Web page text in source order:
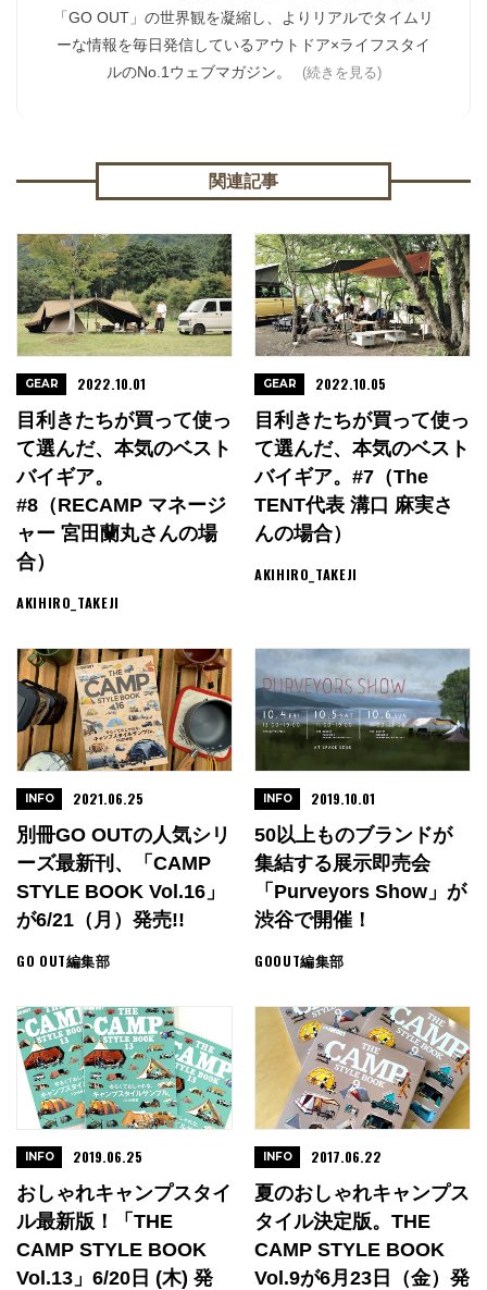
「GO OUT」の世界観を凝縮し、よりリアルでタイムリ
ーな情報を毎日発信しているアウトドア×ライフスタイ
ルのNo.1ウェブマガジン。
(続きを見る)
関連記事
目利きたちが買って使っ
て選んだ、本気のベスト
バイギア。
#8（RECAMP マネージ
ャー 宮田蘭丸さんの場
合）
AKIHIRO_TAKEJI
GEAR 2022.10.01
目利きたちが買って使っ
て選んだ、本気のベスト
バイギア。#7（The
TENT代表 溝口 麻実さ
んの場合）
AKIHIRO_TAKEJI
GEAR 2022.10.05
別冊GO OUTの人気シリ
ーズ最新刊、「CAMP
STYLE BOOK Vol.16」
が6/21（月）発売!!
GO OUT編集部
INFO 2021.06.25
50以上ものブランドが
集結する展示即売会
「Purveyors Show」が
渋谷で開催！
GOOUT編集部
INFO 2019.10.01
おしゃれキャンプスタイ
ル最新版！「THE
CAMP STYLE BOOK
Vol.13」6/20日 (木) 発
INFO 2019.06.25
夏のおしゃれキャンプス
タイル決定版。THE
CAMP STYLE BOOK
Vol.9が6月23日（金）発
INFO 2017.06.22